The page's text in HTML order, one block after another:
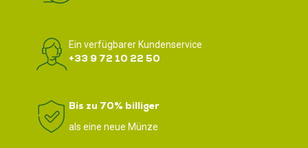
Ein verfügbarer Kundenservice
+33 9 72 10 22 50
Bis zu 70% billiger
als eine neue Münze